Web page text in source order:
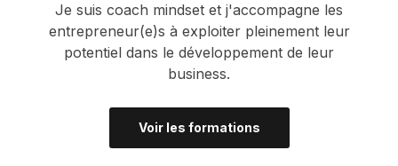
Je suis coach mindset et j'accompagne les
entrepreneur(e)s à exploiter pleinement leur
potentiel dans le développement de leur
business.
Voir les formations